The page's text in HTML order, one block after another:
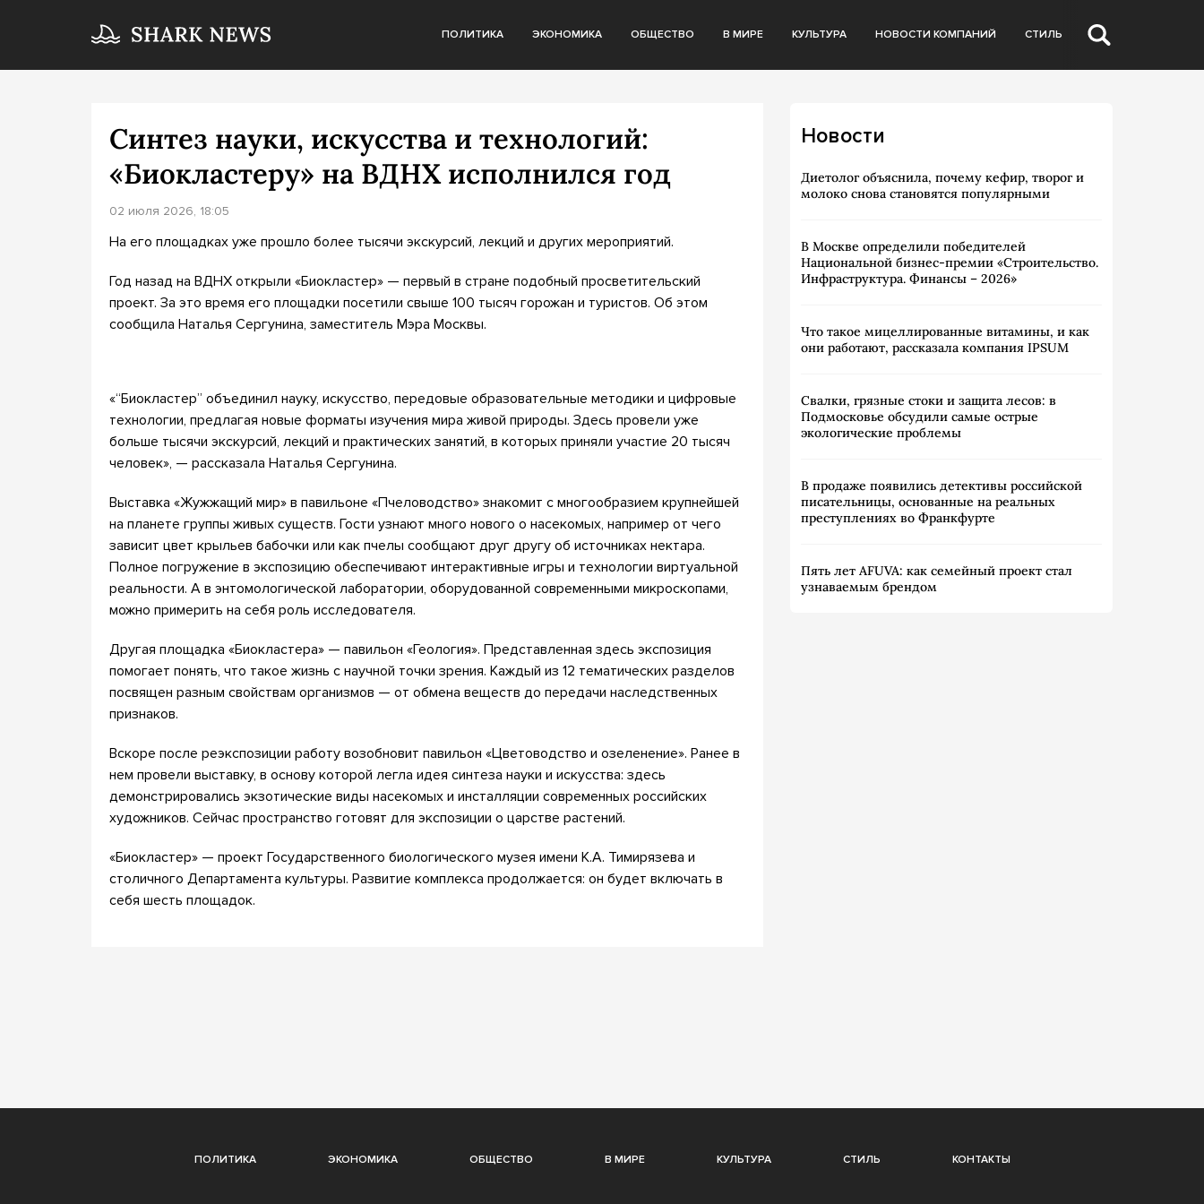
ПОЛИТИКА ЭКОНОМИКА ОБЩЕСТВО В МИРЕ КУЛЬТУРА НОВОСТИ КОМПАНИЙ СТИЛЬ
Синтез науки, искусства и технологий:
«Биокластеру» на ВДНХ исполнился год
02 июля 2026, 18:05
На его площадках уже прошло более тысячи экскурсий, лекций и других мероприятий.
Год назад на ВДНХ открыли «Биокластер» — первый в стране подобный просветительский
проект. За это время его площадки посетили свыше 100 тысяч горожан и туристов. Об этом
сообщила Наталья Сергунина, заместитель Мэра Москвы.
«“Биокластер” объединил науку, искусство, передовые образовательные методики и цифровые
технологии, предлагая новые форматы изучения мира живой природы. Здесь провели уже
больше тысячи экскурсий, лекций и практических занятий, в которых приняли участие 20 тысяч
человек», — рассказала Наталья Сергунина.
Выставка «Жужжащий мир» в павильоне «Пчеловодство» знакомит с многообразием крупнейшей
на планете группы живых существ. Гости узнают много нового о насекомых, например от чего
зависит цвет крыльев бабочки или как пчелы сообщают друг другу об источниках нектара.
Полное погружение в экспозицию обеспечивают интерактивные игры и технологии виртуальной
реальности. А в энтомологической лаборатории, оборудованной современными микроскопами,
можно примерить на себя роль исследователя.
Другая площадка «Биокластера» — павильон «Геология». Представленная здесь экспозиция
помогает понять, что такое жизнь с научной точки зрения. Каждый из 12 тематических разделов
посвящен разным свойствам организмов — от обмена веществ до передачи наследственных
признаков.
Вскоре после реэкспозиции работу возобновит павильон «Цветоводство и озеленение». Ранее в
нем провели выставку, в основу которой легла идея синтеза науки и искусства: здесь
демонстрировались экзотические виды насекомых и инсталляции современных российских
художников. Сейчас пространство готовят для экспозиции о царстве растений.
«Биокластер» — проект Государственного биологического музея имени К.А. Тимирязева и
столичного Департамента культуры. Развитие комплекса продолжается: он будет включать в
себя шесть площадок.
Новости
Диетолог объяснила, почему кефир, творог и
молоко снова становятся популярными
В Москве определили победителей
Национальной бизнес-премии «Строительство.
Инфраструктура. Финансы – 2026»
Что такое мицеллированные витамины, и как
они работают, рассказала компания IPSUM
Свалки, грязные стоки и защита лесов: в
Подмосковье обсудили самые острые
экологические проблемы
В продаже появились детективы российской
писательницы, основанные на реальных
преступлениях во Франкфурте
Пять лет AFUVA: как семейный проект стал
узнаваемым брендом
ПОЛИТИКА ЭКОНОМИКА ОБЩЕСТВО В МИРЕ КУЛЬТУРА СТИЛЬ КОНТАКТЫ